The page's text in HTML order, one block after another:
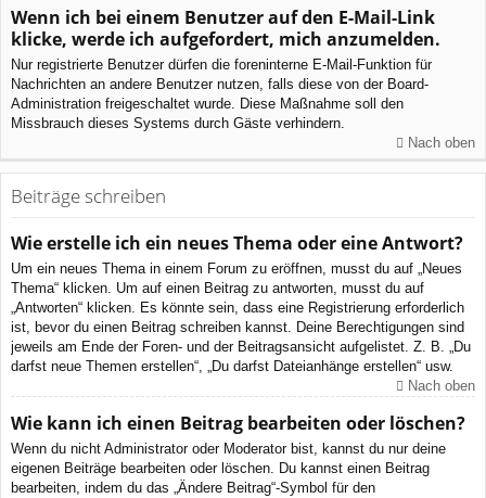
Wenn ich bei einem Benutzer auf den E-Mail-Link
klicke, werde ich aufgefordert, mich anzumelden.
Nur registrierte Benutzer dürfen die foreninterne E-Mail-Funktion für
Nachrichten an andere Benutzer nutzen, falls diese von der Board-
Administration freigeschaltet wurde. Diese Maßnahme soll den
Missbrauch dieses Systems durch Gäste verhindern.
Nach oben
Beiträge schreiben
Wie erstelle ich ein neues Thema oder eine Antwort?
Um ein neues Thema in einem Forum zu eröffnen, musst du auf „Neues
Thema“ klicken. Um auf einen Beitrag zu antworten, musst du auf
„Antworten“ klicken. Es könnte sein, dass eine Registrierung erforderlich
ist, bevor du einen Beitrag schreiben kannst. Deine Berechtigungen sind
jeweils am Ende der Foren- und der Beitragsansicht aufgelistet. Z. B. „Du
darfst neue Themen erstellen“, „Du darfst Dateianhänge erstellen“ usw.
Nach oben
Wie kann ich einen Beitrag bearbeiten oder löschen?
Wenn du nicht Administrator oder Moderator bist, kannst du nur deine
eigenen Beiträge bearbeiten oder löschen. Du kannst einen Beitrag
bearbeiten, indem du das „Ändere Beitrag“-Symbol für den